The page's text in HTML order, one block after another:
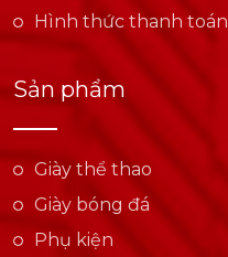
Hình thức thanh toán
Sản phẩm
Giày thể thao
Giày bóng đá
Phụ kiện